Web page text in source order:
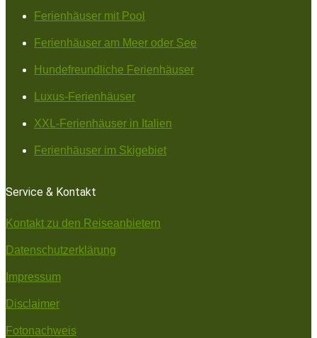
Ferienhäuser mit Pool
Ferienhäuser am Meer oder See
Hundefreundliche Ferienhäuser
Luxus-Ferienhäuser
XXL-Ferienhäuser in Italien
Ferienhäuser im Skigebiet
Service & Kontakt
Kontakt zu den Reiseanbietern
Datenschutzerklärung
Impressum
Disclaimer
Fotonachweis